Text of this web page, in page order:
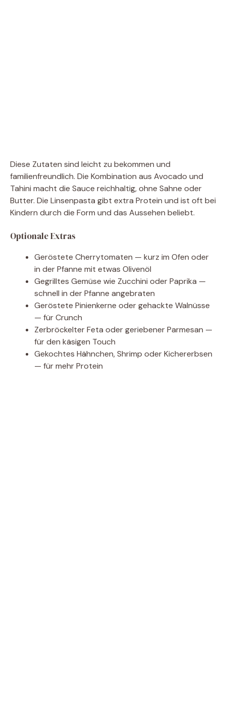
Diese Zutaten sind leicht zu bekommen und
familienfreundlich. Die Kombination aus Avocado und
Tahini macht die Sauce reichhaltig, ohne Sahne oder
Butter. Die Linsenpasta gibt extra Protein und ist oft bei
Kindern durch die Form und das Aussehen beliebt.
Optionale Extras
Geröstete Cherrytomaten — kurz im Ofen oder
in der Pfanne mit etwas Olivenöl
Gegrilltes Gemüse wie Zucchini oder Paprika —
schnell in der Pfanne angebraten
Geröstete Pinienkerne oder gehackte Walnüsse
— für Crunch
Zerbröckelter Feta oder geriebener Parmesan —
für den käsigen Touch
Gekochtes Hähnchen, Shrimp oder Kichererbsen
— für mehr Protein